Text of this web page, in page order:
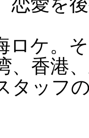
ロケ。
、香港
タッフ